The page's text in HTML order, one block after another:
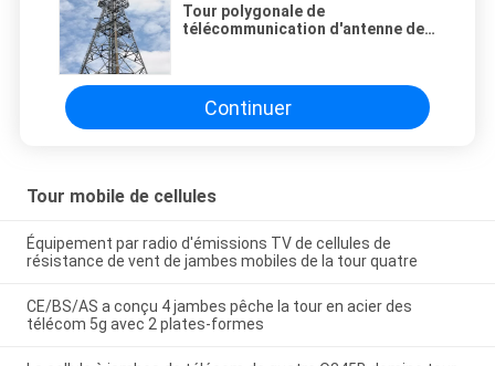
Tour polygonale de
télécommunication d'antenne de
Continuer
Tour mobile de cellules
Équipement par radio d'émissions TV de cellules de
résistance de vent de jambes mobiles de la tour quatre
CE/BS/AS a conçu 4 jambes pêche la tour en acier des
télécom 5g avec 2 plates-formes